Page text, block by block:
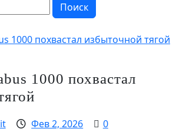
Поиск
1000 похвастал избыточной тягой
1000 похвастал
Фев 2, 2026 0